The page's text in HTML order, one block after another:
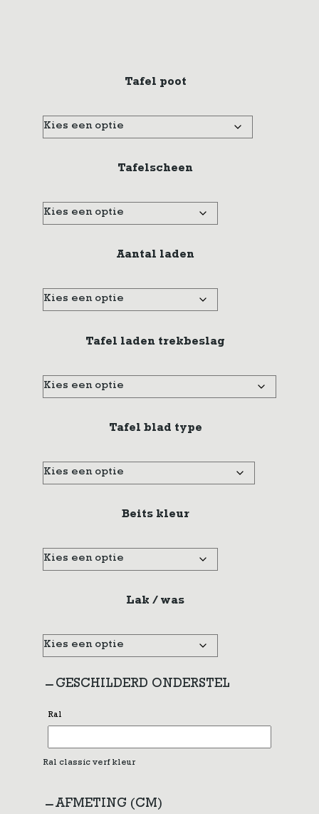
Tafel poot
Tafelscheen
Aantal laden
Tafel laden trekbeslag
Tafel blad type
Beits kleur
Lak / was
GESCHILDERD ONDERSTEL
Ral
Ral classic verf kleur
AFMETING (CM)